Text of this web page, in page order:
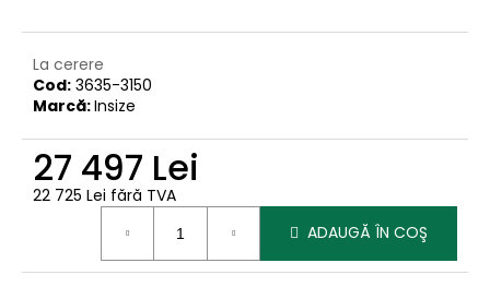
La cerere
Cod: 3635-3150
Marcă:Insize
27 497 Lei
22 725 Lei fără TVA
ADAUGĂ ÎN COŞ